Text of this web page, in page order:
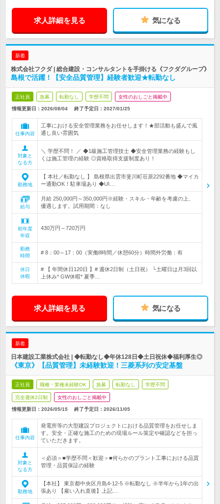
求人詳細を見る 気になる
新着
株式会社フクダ | 総合建設・コンサルタントを手掛ける《フクダグループ》
島根で活躍！【安全品質管理】経験者歓迎★転勤なし
正社員 急募 転勤なし 学歴不問 女性のおしごと掲載中
情報更新日：2026/08/04 終了予定日： 2027/01/25
仕事内容
工事における安全管理業務をお任せします！★部活動も盛んで風
通し良い雰囲気
対象と
なる方
＼ 学歴不問！ ／ ◆1級施工管理技士 ◆安全管理業務の経験もし
くは施工管理の経験 ◎資格取得支援制度あり！
勤務地
【 本社／転勤なし 】 島根県出雲市斐川町荘原2292番地 ◆マイカ
ー通勤OK！駐車場あり ◆UI…
給与
月給 250,000円～350,000円※経験・スキル・年齢を考慮の上、
優遇します。試用期間：なし
初年度
年収
430万円～720万円
勤務
時間
# 8：00～17：00（実働8時間／休憩60分）時間外労働：有
休日
休暇
# 【 年間休日120日 】# 週休2日制（土日祝） └土曜日は月3回以
上休み* GW休暇* 夏季…
求人詳細を見る 気になる
新着
日本建設工業株式会社 | ◆転勤なし◆年休128日◆土日祝休◆福利厚生◎
《東京》【品質管理】未経験歓迎！三菱系列の安定基盤
正社員 職種・業種未経験OK 急募 転勤なし 学歴不問
完全週休2日制 女性のおしごと掲載中
情報更新日：2026/05/15 終了予定日： 2026/11/05
仕事内容
発電所等の大型建設プロジェクトにおける品質管理をお任せしま
す。安全・正確な施工のための現場ルール策定や確認などを担っ
ていただきます。
対象と
なる方
＜必須＞■学歴不問＜歓迎＞■何らかのプラント工事における品質
管理・品質保証の経験
勤務地
【本社】 東京都中央区月島4-12-5 ※転勤なし ※半年から1年の出
張あり 【雇い入れ直後】上記…